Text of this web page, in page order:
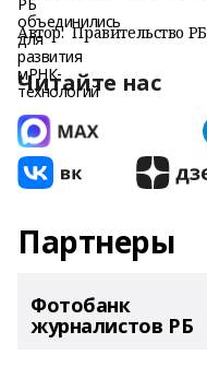
Автор: Правительство РБ
Читайте нас
Партнеры
Фотобанк
журналистов РБ